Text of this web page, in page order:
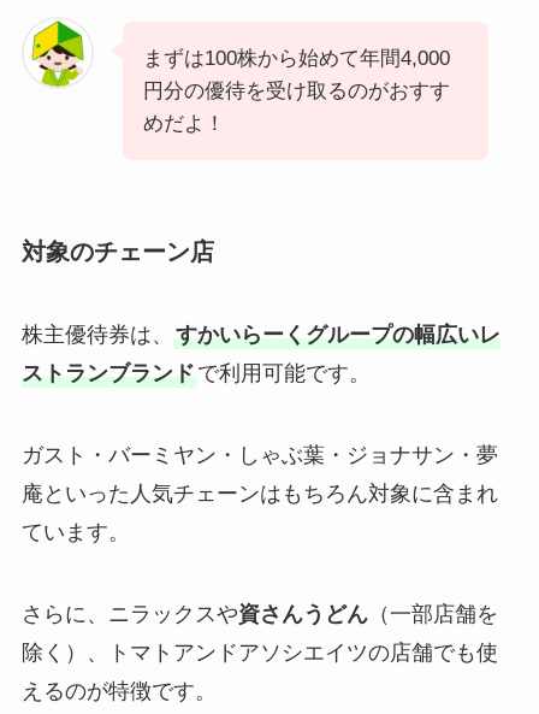
まずは100株から始めて年間4,000
円分の優待を受け取るのがおすす
めだよ！
対象のチェーン店
株主優待券は、 すかいらーくグループの幅広いレ
ストランブランドで利用可能です。
ガスト・バーミヤン・しゃぶ葉・ジョナサン・夢
庵といった人気チェーンはもちろん対象に含まれ
ています。
さらに、ニラックスや資さんうどん（一部店舗を
除く）、トマトアンドアソシエイツの店舗でも使
えるのが特徴です。